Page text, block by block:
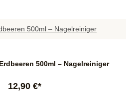
500ml – Nagelreiniger
12,90 €*